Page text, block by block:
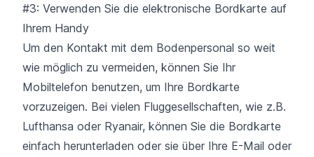
#3: Verwenden Sie die elektronische Bordkarte auf
Ihrem Handy
Um den Kontakt mit dem Bodenpersonal so weit
wie möglich zu vermeiden, können Sie Ihr
Mobiltelefon benutzen, um Ihre Bordkarte
vorzuzeigen. Bei vielen Fluggesellschaften, wie z.B.
Lufthansa oder Ryanair, können Sie die Bordkarte
einfach herunterladen oder sie über Ihre E-Mail oder